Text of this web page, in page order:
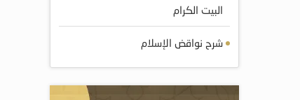
البيت الكرام
شرح نواقض الإسلام